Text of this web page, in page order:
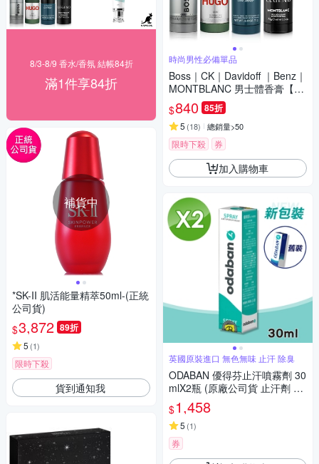
8/3-8/9 香水/香氛 結帳84折
滿1件享84折
補貨中
*SK-II 肌活能量精萃50ml-(正統
公司貨)
$3,872 89折
5 (1)
限時下殺
貨到通知我
時尚男性必備單品
Boss｜CK｜Davidoff ｜Benz｜
MONTBLANC 男士體香膏【超
值2入任選】
$840 85折
5 (18) 總銷量>50
限時下殺 券
加入購物車
英國原裝進口 無色無味 止汗 除臭
ODABAN 優得芬止汗噴霧劑 30
mlX2瓶 (原廠公司貨 止汗劑 止
汗噴霧)
$1,458
5 (1)
券